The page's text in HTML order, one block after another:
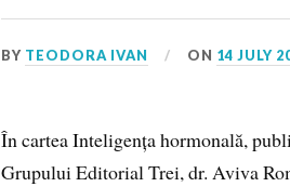
BY TEODORA IVAN ON 14 JULY
În cartea Inteligența hormonală,
Grupului Editorial Trei, dr. Aviva